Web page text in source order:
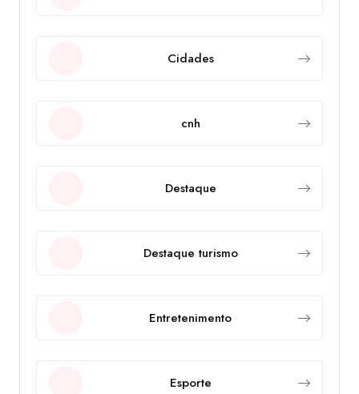
Cidades
cnh
Destaque
Destaque turismo
Entretenimento
Esporte